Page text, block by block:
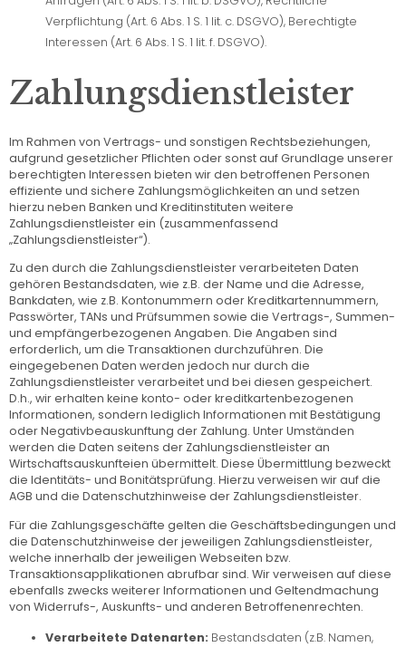
Verpflichtung (Art. 6 Abs. 1 S. 1 lit. c. DSGVO), Berechtigte
Interessen (Art. 6 Abs. 1 S. 1 lit. f. DSGVO).
Zahlungsdienstleister
Im Rahmen von Vertrags- und sonstigen Rechtsbeziehungen,
aufgrund gesetzlicher Pflichten oder sonst auf Grundlage unserer
berechtigten Interessen bieten wir den betroffenen Personen
effiziente und sichere Zahlungsmöglichkeiten an und setzen
hierzu neben Banken und Kreditinstituten weitere
Zahlungsdienstleister ein (zusammenfassend
„Zahlungsdienstleister“).
Zu den durch die Zahlungsdienstleister verarbeiteten Daten
gehören Bestandsdaten, wie z.B. der Name und die Adresse,
Bankdaten, wie z.B. Kontonummern oder Kreditkartennummern,
Passwörter, TANs und Prüfsummen sowie die Vertrags-, Summen-
und empfängerbezogenen Angaben. Die Angaben sind
erforderlich, um die Transaktionen durchzuführen. Die
eingegebenen Daten werden jedoch nur durch die
Zahlungsdienstleister verarbeitet und bei diesen gespeichert.
D.h., wir erhalten keine konto- oder kreditkartenbezogenen
Informationen, sondern lediglich Informationen mit Bestätigung
oder Negativbeauskunftung der Zahlung. Unter Umständen
werden die Daten seitens der Zahlungsdienstleister an
Wirtschaftsauskunfteien übermittelt. Diese Übermittlung bezweckt
die Identitäts- und Bonitätsprüfung. Hierzu verweisen wir auf die
AGB und die Datenschutzhinweise der Zahlungsdienstleister.
Für die Zahlungsgeschäfte gelten die Geschäftsbedingungen und
die Datenschutzhinweise der jeweiligen Zahlungsdienstleister,
welche innerhalb der jeweiligen Webseiten bzw.
Transaktionsapplikationen abrufbar sind. Wir verweisen auf diese
ebenfalls zwecks weiterer Informationen und Geltendmachung
von Widerrufs-, Auskunfts- und anderen Betroffenenrechten.
Verarbeitete Datenarten: Bestandsdaten (z.B. Namen,